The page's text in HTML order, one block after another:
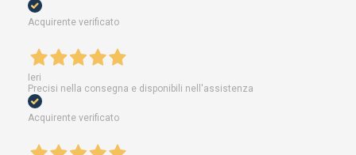
Acquirente verificato
Ieri
Precisi nella consegna e disponibili nell'assistenza
Acquirente verificato